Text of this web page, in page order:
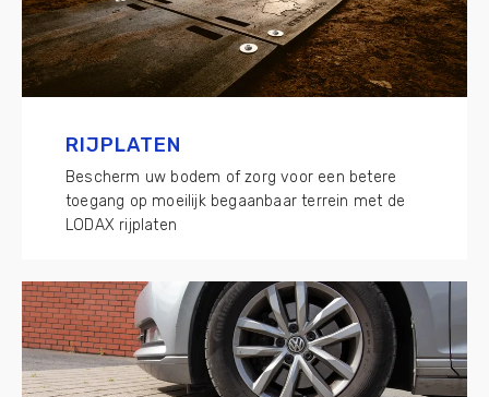
RIJPLATEN
Bescherm uw bodem of zorg voor een betere
toegang op moeilijk begaanbaar terrein met de
LODAX rijplaten